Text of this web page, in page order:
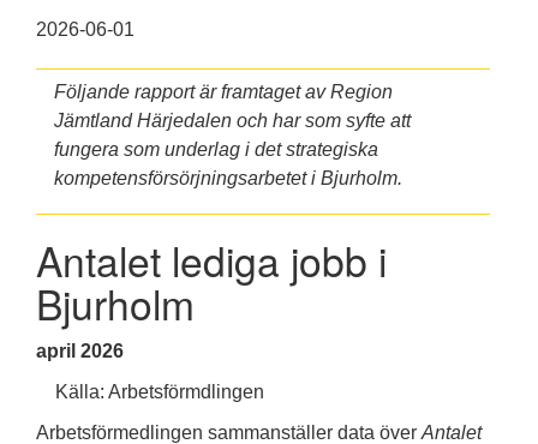
2026-06-01
Följande rapport är framtaget av Region
Jämtland Härjedalen och har som syfte att
fungera som underlag i det strategiska
kompetensförsörjningsarbetet i Bjurholm.
Antalet lediga jobb i
Bjurholm
april 2026
Källa: Arbetsförmdlingen
Arbetsförmedlingen sammanställer data över Antalet